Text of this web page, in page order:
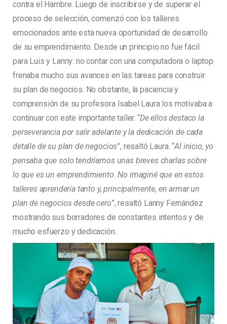
contra el Hambre. Luego de inscribirse y de superar el
proceso de selección, comenzó con los talleres
emocionados ante esta nueva oportunidad de desarrollo
de su emprendimiento. Desde un principio no fue fácil
para Luis y Lanny: no contar con una computadora o laptop
frenaba mucho sus avances en las tareas para construir
su plan de negocios. No obstante, la paciencia y
comprensión de su profesora Isabel Laura los motivaba a
continuar con este importante taller. “De ellos destaco la
perseverancia por salir adelante y la dedicación de cada
detalle de su plan de negocios”, resaltó Laura. “Al inicio, yo
pensaba que solo tendríamos unas breves charlas sobre
lo que es un emprendimiento. No imaginé que en estos
talleres aprendería tanto y, principalmente, en armar un
plan de negocios desde cero”, resaltó Lanny Fernández
mostrando sus borradores de constantes intentos y de
mucho esfuerzo y dedicación.